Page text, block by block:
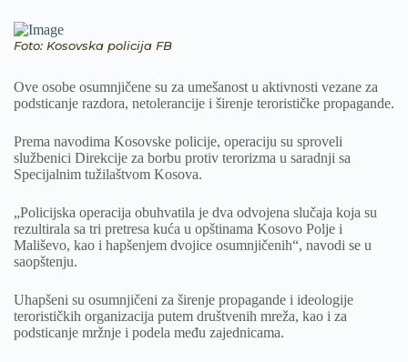
Foto: Kosovska policija FB
Ove osobe osumnjičene su za umešanost u aktivnosti vezane za
podsticanje razdora, netolerancije i širenje terorističke propagande.
Prema navodima Kosovske policije, operaciju su sproveli
službenici Direkcije za borbu protiv terorizma u saradnji sa
Specijalnim tužilaštvom Kosova.
„Policijska operacija obuhvatila je dva odvojena slučaja koja su
rezultirala sa tri pretresa kuća u opštinama Kosovo Polje i
Mališevo, kao i hapšenjem dvojice osumnjičenih“, navodi se u
saopštenju.
Uhapšeni su osumnjičeni za širenje propagande i ideologije
terorističkih organizacija putem društvenih mreža, kao i za
podsticanje mržnje i podela među zajednicama.